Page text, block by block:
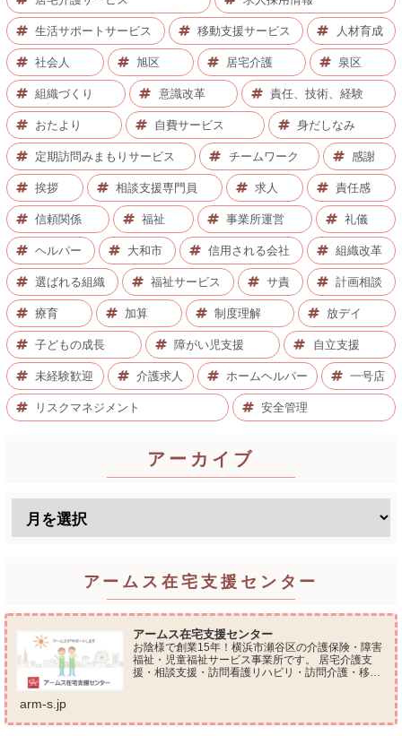
生活サポートサービス 移動支援サービス 人材育成
社会人 旭区 居宅介護 泉区
組織づくり 意識改革 責任、技術、経験
おたより 自費サービス 身だしなみ
定期訪問みまもりサービス チームワーク 感謝
挨拶 相談支援専門員 求人 責任感
信頼関係 福祉 事業所運営 礼儀
ヘルパー 大和市 信用される会社 組織改革
選ばれる組織 福祉サービス サ責 計画相談
療育 加算 制度理解 放デイ
子どもの成長 障がい児支援 自立支援
未経験歓迎 介護求人 ホームヘルパー 一号店
リスクマネジメント 安全管理
アーカイブ
アームス在宅支援センター
アームス在宅支援センター
お陰様で創業15年！横浜市瀬谷区の介護保険・障害
福祉・児童福祉サービス事業所です。 居宅介護支
援・相談支援・訪問看護リハビリ・訪問介護・移動
arm-s.jp